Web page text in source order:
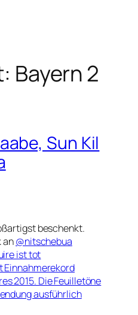
Bayern 2
Sun Kil
beschenkt.
an@nitschebua
ist tot
Einnahmerekord
2015. Die Feuilletöne
ausführlich